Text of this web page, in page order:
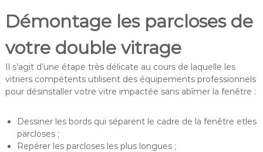
Démontage les parcloses de
votre double vitrage
Il s’agit d’une étape très délicate au cours de laquelle les
vitriers compétents utilisent des équipements professionnels
pour désinstaller votre vitre impactée sans abîmer la fenêtre :
Dessiner les bords qui séparent le cadre de la fenêtre etles
parcloses ;
Repérer les parcloses les plus longues ;